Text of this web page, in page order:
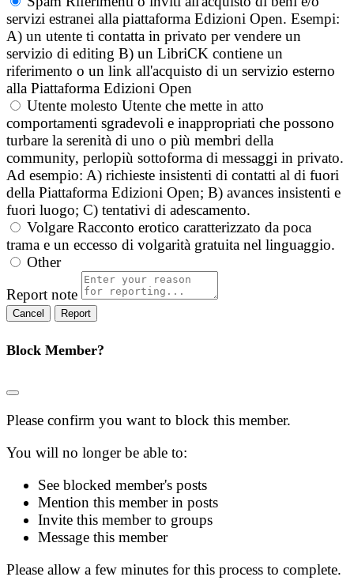
servizi estranei alla piattaforma Edizioni Open. Esempi:
A) un utente ti contatta in privato per vendere un
servizio di editing B) un LibriCK contiene un
riferimento o un link all'acquisto di un servizio esterno
alla Piattaforma Edizioni Open
Utente molesto Utente che mette in atto
comportamenti sgradevoli e inappropriati che possono
turbare la serenità di uno o più membri della
community, perlopiù sottoforma di messaggi in privato.
Ad esempio: A) richieste insistenti di contatti al di fuori
della Piattaforma Edizioni Open; B) avances insistenti e
fuori luogo; C) tentativi di adescamento.
Volgare Racconto erotico caratterizzato da poca
trama e un eccesso di volgarità gratuita nel linguaggio.
Other
Report note
Report
Block Member?
Please confirm you want to block this member.
You will no longer be able to:
See blocked member's posts
Mention this member in posts
Invite this member to groups
Message this member
Please allow a few minutes for this process to complete.